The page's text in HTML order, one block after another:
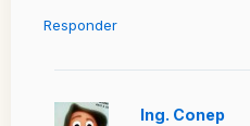
Responder
Ing. Conep